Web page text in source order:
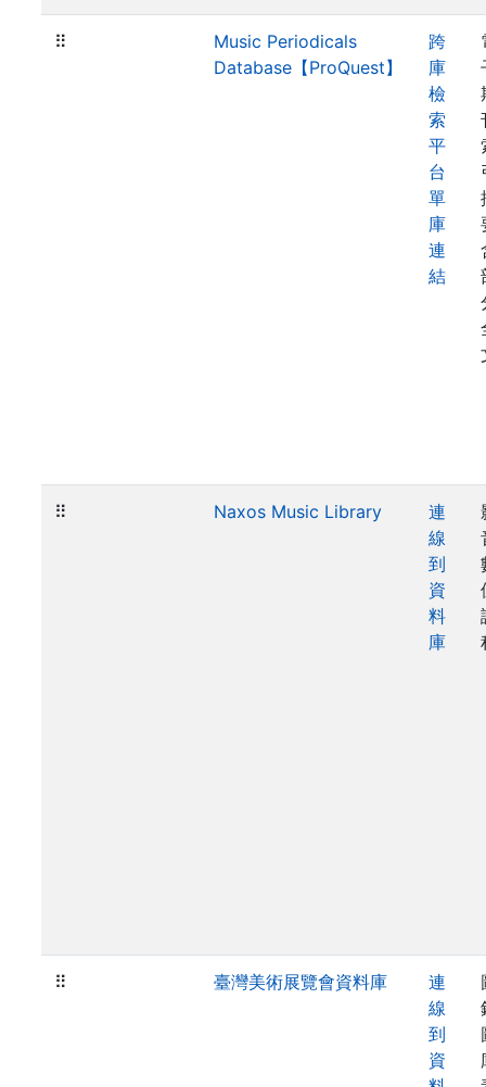
⠿
Music Periodicals
Database【ProQuest】
跨
庫
檢
索
平
台
單
庫
連
結
⠿ Naxos Music Library
連
線
到
資
料
庫
⠿ 臺灣美術展覽會資料庫
連
線
到
資